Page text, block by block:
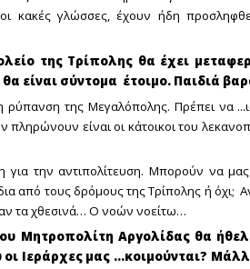
κακές γλώσσες, έχουν ήδη
της Τρίπολης θα έχει
είναι σύντομα έτοιμο. Παιδιά
της Μεγαλόπολης. Πρέπει να
πληρώνουν είναι οι κάτοικοι του
για την αντιπολίτευση. Μπορούν να
από τους δρόμους της Τρίπολης ή όχι;
τα χθεσινά… Ο νοών νοείτω…
Μητροπολίτη Αργολίδας θα
Ιεράρχες μας ...κοιμούνται?